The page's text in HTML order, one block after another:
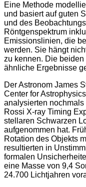
Eine Methode
und basiert auf guten
und des
Röntgenspektrum
Emissionslinien, die
werden. Sie hängt
zu kennen. Die
ähnliche Ergebnisse
Der Astronom James
Center for
analysierten
Rossi X-ray Timing
stellaren Schwarzen
aufgenommen hat.
Rotation des Objekts
resultierten in
formalen
eine Masse von 9,4
24.700 Lichtjahren